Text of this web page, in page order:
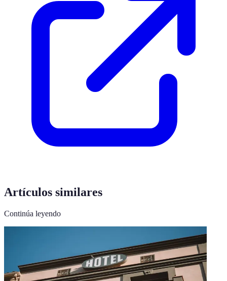
Artículos similares
Continúa leyendo